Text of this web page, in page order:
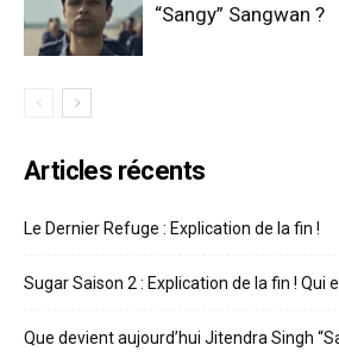
“Sangy” Sangwan ?
Articles récents
Le Dernier Refuge : Explication de la fin !
Sugar Saison 2 : Explication de la fin ! Qui
Que devient aujourd’hui Jitendra Singh